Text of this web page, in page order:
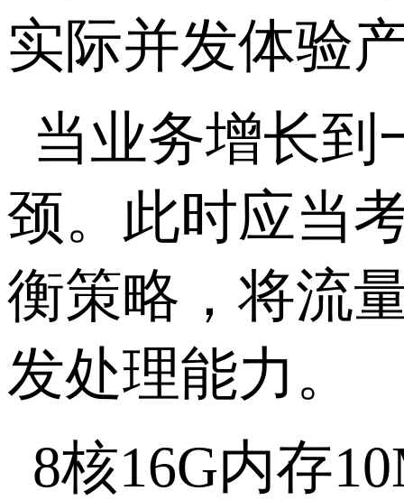
实际并发体验
当业务增长到
颈。此时应当
衡策略，将流
发处理能力。
8核16G内存